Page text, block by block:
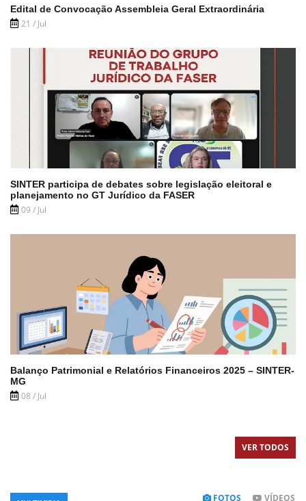
Edital de Convocação Assembleia Geral Extraordinária
21 / Jul
SINTER participa de debates sobre legislação eleitoral e
planejamento no GT Jurídico da FASER
09 / Jul
Balanço Patrimonial e Relatórios Financeiros 2025 – SINTER-
MG
08 / Jul
VER TODOS
FOTOS VÍDEOS